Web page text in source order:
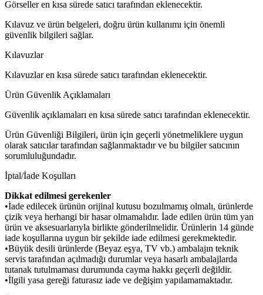
Görseller en kısa sürede satıcı tarafından eklenecektir.
Kılavuz ve ürün belgeleri, doğru ürün kullanımı için önemli
güvenlik bilgileri sağlar.
Kılavuzlar
Kılavuzlar en kısa sürede satıcı tarafından eklenecektir.
Ürün Güvenlik Açıklamaları
Güvenlik açıklamaları en kısa sürede satıcı tarafından eklenecektir.
Ürün Güvenliği Bilgileri, ürün için geçerli yönetmeliklere uygun
olarak satıcılar tarafından sağlanmaktadır ve bu bilgiler satıcının
sorumluluğundadır.
İptal/İade Koşulları
Dikkat edilmesi gerekenler
•İade edilecek ürünün orijinal kutusu bozulmamış olmalı, ürünlerde
çizik veya herhangi bir hasar olmamalıdır. İade edilen ürün tüm yan
ürün ve aksesuarlarıyla birlikte gönderilmelidir. Ürünlerin 14 günde
iade koşullarına uygun bir şekilde iade edilmesi gerekmektedir.
•Büyük desili ürünlerde (Beyaz eşya, TV vb.) ambalajın teknik
servis tarafından açılmadığı durumlar veya hasarlı ambalajlarda
tutanak tutulmaması durumunda cayma hakkı geçerli değildir.
•İlgili yasa gereği faturasız iade ve değişim yapılamamaktadır.